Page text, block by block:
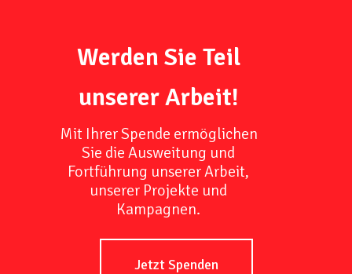
Werden Sie Teil
unserer Arbeit!
Mit Ihrer Spende ermöglichen
Sie die Ausweitung und
Fortführung unserer Arbeit,
unserer Projekte und
Kampagnen.
Jetzt Spenden